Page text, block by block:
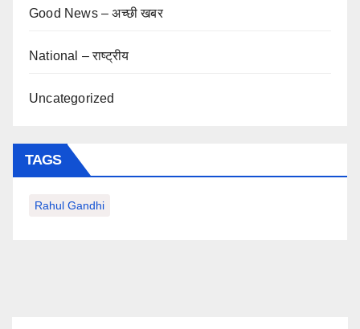
Good News – अच्छी खबर
National – राष्ट्रीय
Uncategorized
TAGS
Rahul Gandhi